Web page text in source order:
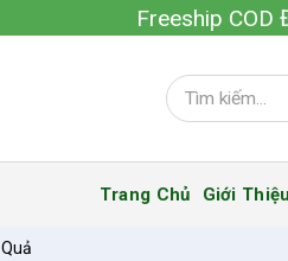
Freeship COD
Trang Chủ Giới Thiệu